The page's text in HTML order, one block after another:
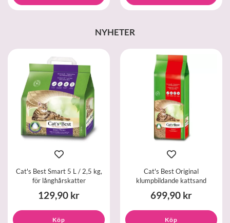
NYHETER
Cat's Best Smart 5 L / 2,5 kg,
för långhårskatter
129,90 kr
Köp
Cat's Best Original
klumpbildande kattsand
699,90 kr
Köp